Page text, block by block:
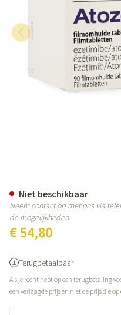
€ 54,80
Terugbetaalbaar
Als je recht hebt op een terugbetaling
een verlaagde prijs en niet de prijs die
Niet beschikbaar
Neem contact op met ons via
de mogelijkheden.